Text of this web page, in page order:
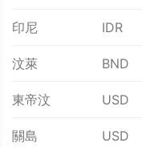
印尼 IDR
汶萊 BND
東帝汶 USD
關島 USD